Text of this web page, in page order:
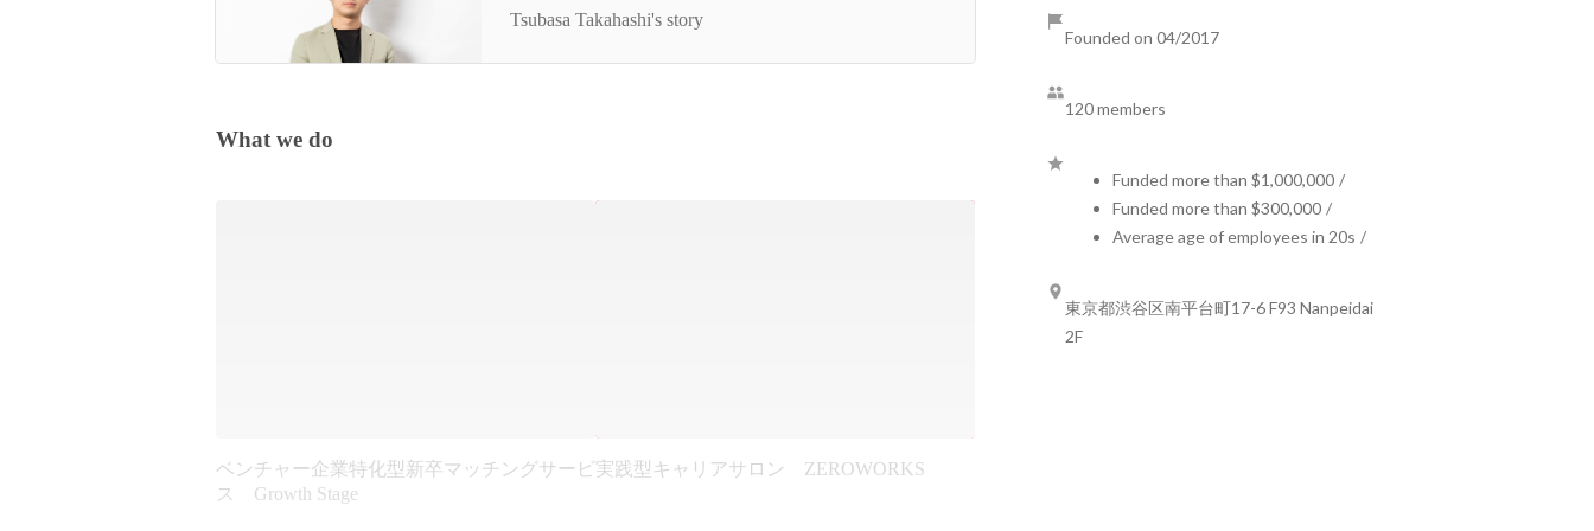
会をつくる。【Acroforce代表取締役CEO 高橋飛
翔】
Tsubasa Takahashi's story
What we do
ベンチャー企業特化型新卒マッチングサービ
ス Growth Stage
実践型キャリアサロン ZEROWORKS
Founded on 04/2017
120 members
Funded more than $1,000,000 /
Funded more than $300,000 /
Average age of employees in 20s /
東京都渋谷区南平台町17-6 F93 Nanpeidai
2F